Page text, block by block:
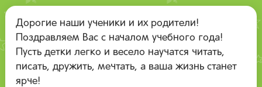
Дорогие наши ученики и их родители!
Поздравляем Вас с началом учебного года!
Пусть детки легко и весело научатся читать,
писать, дружить, мечтать, а ваша жизнь станет
ярче!